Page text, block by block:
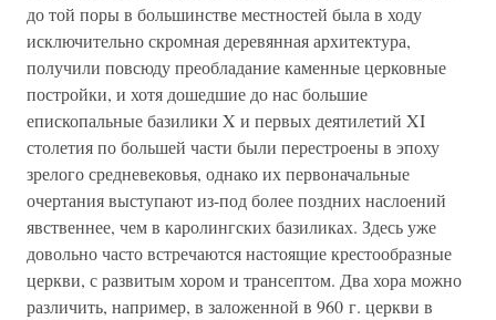
до той поры в большинстве местностей была в ходу
исключительно скромная деревянная архитектура,
получили повсюду преобладание каменные церковные
постройки, и хотя дошедшие до нас большие
епископальные базилики X и первых деятилетий XI
столетия по большей части были перестроены в эпоху
зрелого средневековья, однако их первоначальные
очертания выступают из-под более поздних наслоений
явственнее, чем в каролингских базиликах. Здесь уже
довольно часто встречаются настоящие крестообразные
церкви, с развитым хором и трансептом. Два хора можно
различить, например, в заложенной в 960 г. церкви в